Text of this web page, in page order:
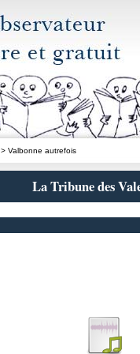
> Valbonne autrefois
La Tribune des